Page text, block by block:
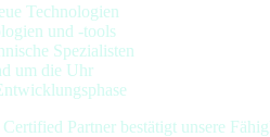
Technologien
und -tools
Spezialisten
um die Uhr
Partner bestätigt unsere